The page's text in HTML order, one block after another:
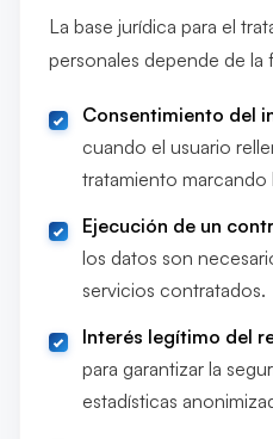
La base jurídica para el
personales depende de la
Consentimiento del
cuando el usuario
tratamiento marcando
Ejecución de un
los datos son
servicios contratados.
Interés legítimo del
para garantizar la
estadísticas